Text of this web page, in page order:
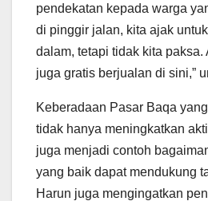
pendekatan kepada warga
di pinggir jalan, kita ajak
dalam, tetapi tidak kita
juga gratis berjualan di sini,”
Keberadaan Pasar Baqa
tidak hanya meningkatkan
juga menjadi contoh
yang baik dapat mendukung
Harun juga mengingatkan